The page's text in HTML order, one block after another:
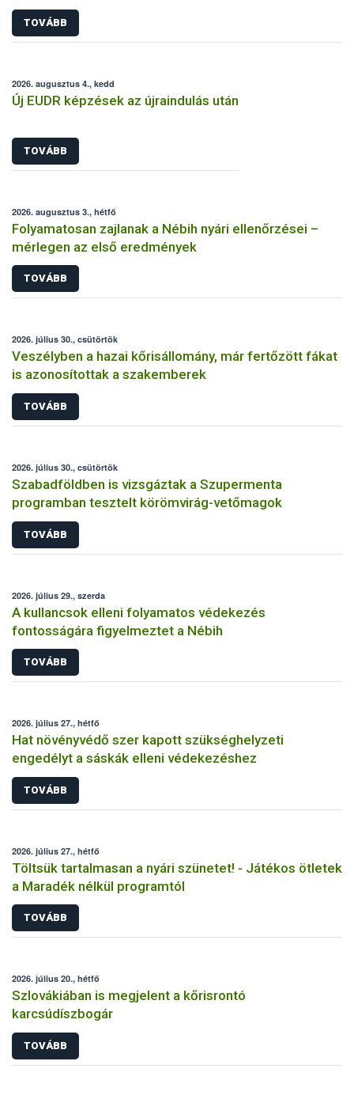
TOVÁBB
2026. augusztus 4., kedd
Új EUDR képzések az újraindulás után
TOVÁBB
2026. augusztus 3., hétfő
Folyamatosan zajlanak a Nébih nyári ellenőrzései –
mérlegen az első eredmények
TOVÁBB
2026. július 30., csütörtök
Veszélyben a hazai kőrisállomány, már fertőzött fákat
is azonosítottak a szakemberek
TOVÁBB
2026. július 30., csütörtök
Szabadföldben is vizsgáztak a Szupermenta
programban tesztelt körömvirág-vetőmagok
TOVÁBB
2026. július 29., szerda
A kullancsok elleni folyamatos védekezés
fontosságára figyelmeztet a Nébih
TOVÁBB
2026. július 27., hétfő
Hat növényvédő szer kapott szükséghelyzeti
engedélyt a sáskák elleni védekezéshez
TOVÁBB
2026. július 27., hétfő
Töltsük tartalmasan a nyári szünetet! - Játékos ötletek
a Maradék nélkül programtól
TOVÁBB
2026. július 20., hétfő
Szlovákiában is megjelent a kőrisrontó
karcsúdíszbogár
TOVÁBB